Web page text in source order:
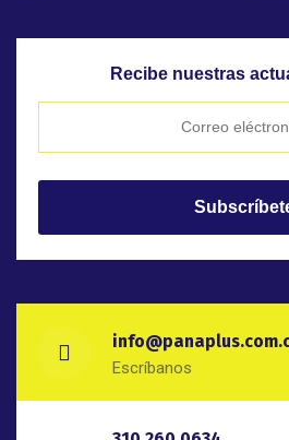
Recibe nuestras
Escríbanos